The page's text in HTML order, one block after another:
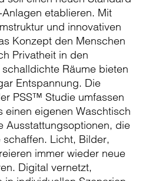
etablieren. Mit
und innovativen
Konzept den Menschen
Privatheit in den
Räume bieten
Entspannung. Die
PSS™ Studie umfassen
einen eigenen Waschtisch
Ausstattungsoptionen, die
Licht, Bilder,
immer wieder neue
Digital vernetzt,